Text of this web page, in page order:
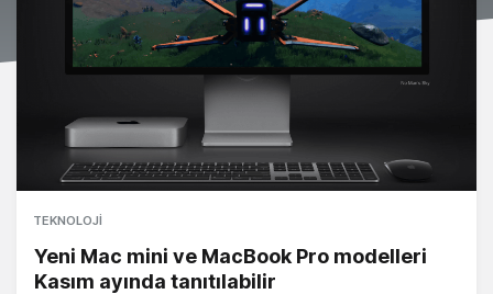
TEKNOLOJI
Yeni Mac mini ve MacBook Pro modelleri
Kasım ayında tanıtılabilir